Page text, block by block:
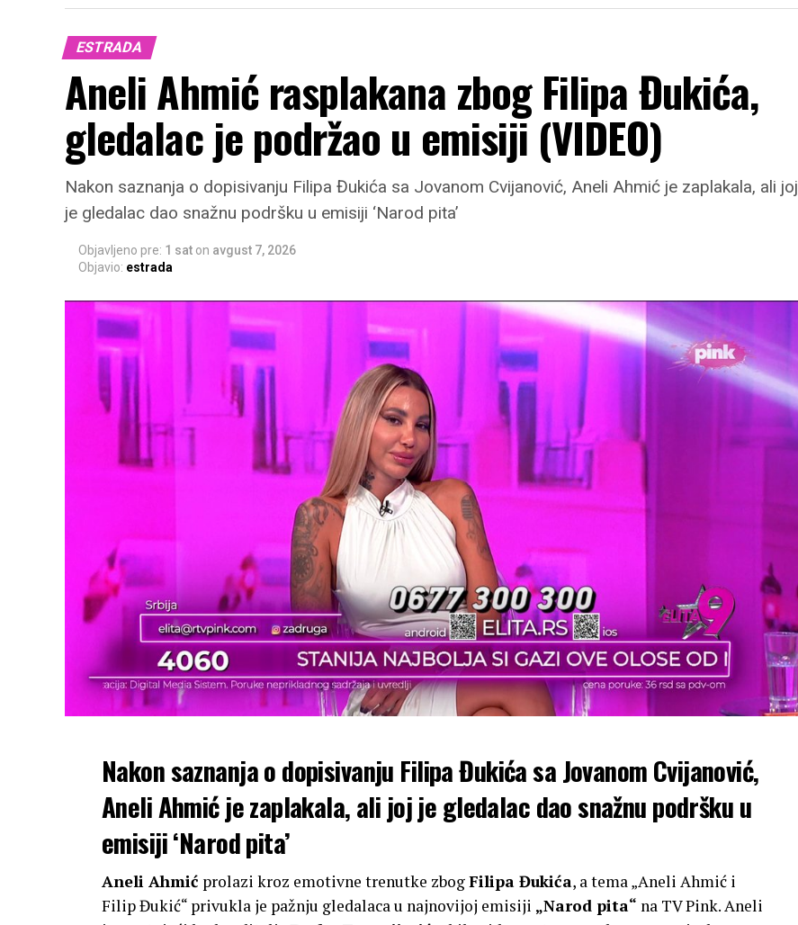
ESTRADA
Aneli Ahmić rasplakana zbog Filipa Đukića,
gledalac je podržao u emisiji (VIDEO)
Nakon saznanja o dopisivanju Filipa Đukića sa Jovanom Cvijanović, Aneli Ahmić je zaplakala, ali joj
je gledalac dao snažnu podršku u emisiji ‘Narod pita’
Objavljeno pre: 1 sat on avgust 7, 2026
Objavio: estrada
Nakon saznanja o dopisivanju Filipa Đukića sa Jovanom Cvijanović,
Aneli Ahmić je zaplakala, ali joj je gledalac dao snažnu podršku u
emisiji ‘Narod pita’
Aneli Ahmić prolazi kroz emotivne trenutke zbogFilipa Đukića, a tema „Aneli Ahmić i
Filip Đukić“ privukla je pažnju gledalaca u najnovijoj emisiji „Narod pita“ na TV Pink. Aneli